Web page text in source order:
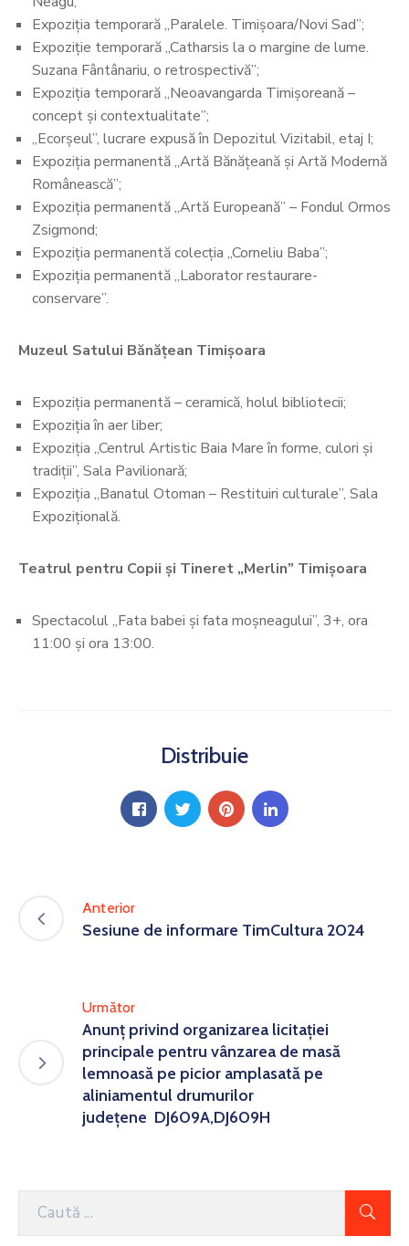
Expoziția temporară „Paralele. Timișoara/Novi Sad”;
Expoziție temporară „Catharsis la o margine de lume.
Suzana Fântânariu, o retrospectivă”;
Expoziția temporară „Neoavangarda Timișoreană –
concept și contextualitate”;
„Ecorșeul”, lucrare expusă în Depozitul Vizitabil, etaj I;
Expoziția permanentă „Artă Bănățeană și Artă Modernă
Românească”;
Expoziția permanentă „Artă Europeană” – Fondul Ormos
Zsigmond;
Expoziția permanentă colecția „Corneliu Baba”;
Expoziția permanentă „Laborator restaurare-
conservare”.
Muzeul Satului Bănățean Timișoara
Expoziția permanentă – ceramică, holul bibliotecii;
Expoziția în aer liber;
Expoziția „Centrul Artistic Baia Mare în forme, culori și
tradiții”, Sala Pavilionară;
Expoziția „Banatul Otoman – Restituiri culturale”, Sala
Expozițională.
Teatrul pentru Copii și Tineret „Merlin” Timișoara
Spectacolul „Fata babei și fata moșneagului”, 3+, ora
11:00 și ora 13:00.
Distribuie
Anterior
Sesiune de informare TimCultura 2024
Următor
Anunț privind organizarea licitaţiei
principale pentru vânzarea de masă
lemnoasă pe picior amplasată pe
aliniamentul drumurilor
județene DJ609A,DJ609H